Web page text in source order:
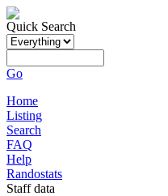
Quick Search
Go
Home
Listing
Search
FAQ
Help
Randostats
Staff data